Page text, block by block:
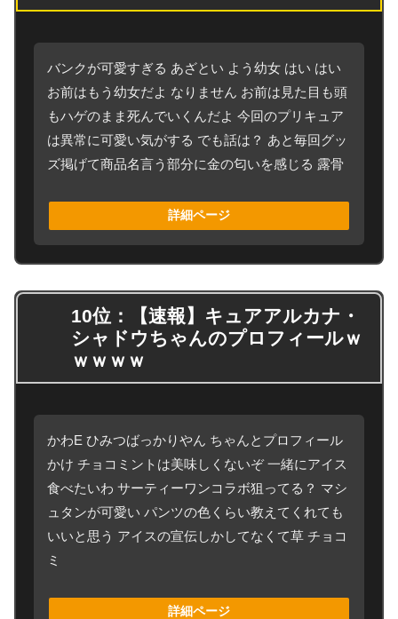
バンクが可愛すぎる あざとい よう幼女 はい はい
お前はもう幼女だよ なりません お前は見た目も頭
もハゲのまま死んでいくんだよ 今回のプリキュア
は異常に可愛い気がする でも話は？ あと毎回グッ
ズ掲げて商品名言う部分に金の匂いを感じる 露骨
詳細ページ
10位：【速報】キュアアルカナ・
シャドウちゃんのプロフィールｗ
ｗｗｗｗ
かわE ひみつばっかりやん ちゃんとプロフィール
かけ チョコミントは美味しくないぞ 一緒にアイス
食べたいわ サーティーワンコラボ狙ってる？ マシ
ュタンが可愛い パンツの色くらい教えてくれても
いいと思う アイスの宣伝しかしてなくて草 チョコ
ミ
詳細ページ